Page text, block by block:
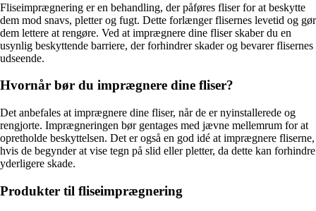
Fliseimprægnering er en behandling, der påføres fliser for at beskytte
dem mod snavs, pletter og fugt. Dette forlænger flisernes levetid og gør
dem lettere at rengøre. Ved at imprægnere dine fliser skaber du en
usynlig beskyttende barriere, der forhindrer skader og bevarer flisernes
udseende.
Hvornår bør du imprægnere dine fliser?
Det anbefales at imprægnere dine fliser, når de er nyinstallerede og
rengjorte. Imprægneringen bør gentages med jævne mellemrum for at
opretholde beskyttelsen. Det er også en god idé at imprægnere fliserne,
hvis de begynder at vise tegn på slid eller pletter, da dette kan forhindre
yderligere skade.
Produkter til fliseimprægnering